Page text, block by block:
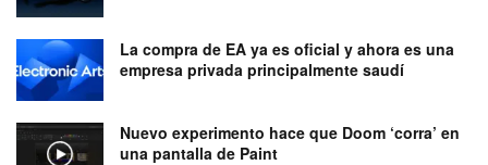
La compra de EA ya es oficial y ahora es una
empresa privada principalmente saudí
Nuevo experimento hace que Doom ‘corra’ en
una pantalla de Paint